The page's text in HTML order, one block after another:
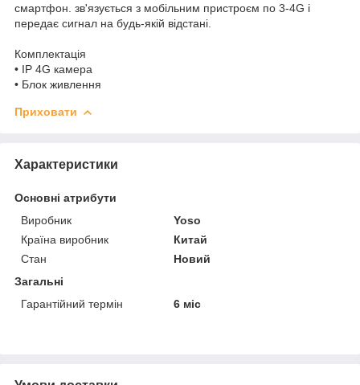
смартфон. зв'язується з мобільним пристроєм по 3-4G і
передає сигнал на будь-якій відстані.
Комплектація
• IP 4G камера
• Блок живлення
Приховати
Характеристики
Основні атрибути
Виробник
Yoso
Країна виробник
Китай
Стан
Новий
Загальні
Гарантійний термін
6 міс